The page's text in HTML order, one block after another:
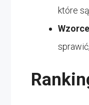
które